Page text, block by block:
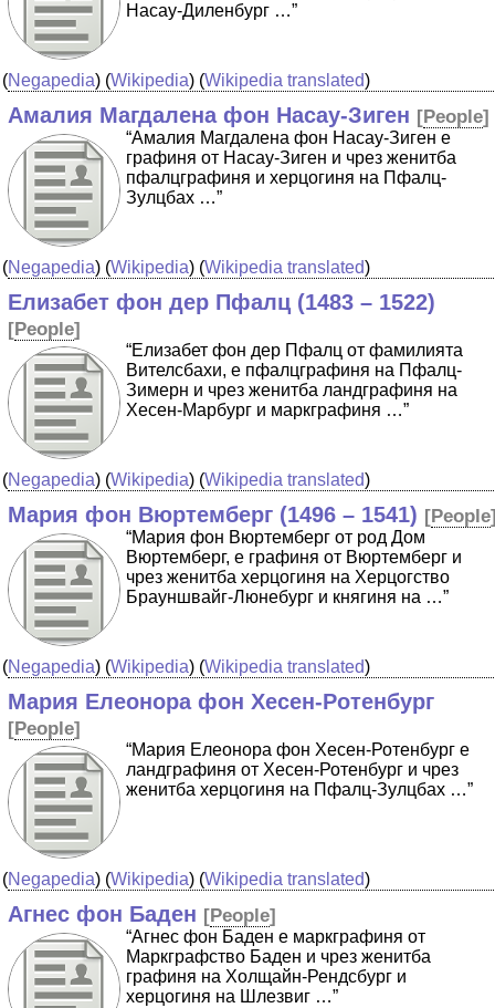
Насау-Диленбург …”
(Negapedia) (Wikipedia) (Wikipedia translated)
Амалия Магдалена фон Насау-Зиген [People]
“Амалия Магдалена фон Насау-Зиген е
графиня от Насау-Зиген и чрез женитба
пфалцграфиня и херцогиня на Пфалц-
Зулцбах …”
(Negapedia) (Wikipedia) (Wikipedia translated)
Елизабет фон дер Пфалц (1483 – 1522)
[People]
“Елизабет фон дер Пфалц от фамилията
Вителсбахи, е пфалцграфиня на Пфалц-
Зимерн и чрез женитба ландграфиня на
Хесен-Марбург и маркграфиня …”
(Negapedia) (Wikipedia) (Wikipedia translated)
Мария фон Вюртемберг (1496 – 1541) [People
“Мария фон Вюртемберг от род Дом
Вюртемберг, e графиня от Вюртемберг и
чрез женитба херцогиня на Херцогство
Брауншвайг-Люнебург и княгиня на …”
(Negapedia) (Wikipedia) (Wikipedia translated)
Мария Елеонора фон Хесен-Ротенбург
[People]
“Мария Елеонора фон Хесен-Ротенбург е
ландграфиня от Хесен-Ротенбург и чрез
женитба херцогиня на Пфалц-Зулцбах …”
(Negapedia) (Wikipedia) (Wikipedia translated)
Агнес фон Баден [People]
“Агнес фон Баден е маркграфиня от
Маркграфство Баден и чрез женитба
графиня на Холщайн-Рендсбург и
херцогиня на Шлезвиг …”